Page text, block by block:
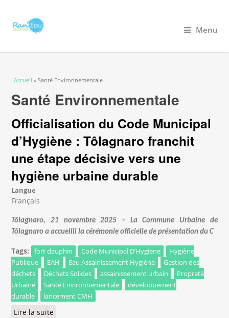
Menu
Vous êtes ici
Accueil » Santé Environnementale
Santé Environnementale
Officialisation du Code Municipal
d’Hygiène : Tôlagnaro franchit
une étape décisive vers une
hygiène urbaine durable
Langue
Français
Tôlagnaro, 21 novembre 2025 – La Commune Urbaine de
Tôlagnaro a accueilli la cérémonie officielle de présentation du C
Tags: fort dauphin Code Municipal D’Hygiene
Hygiène
Publique
EAH Eau Assainissement Hygiène
Gestion des
déchets
Déchets Solides assainissement urbain
Propreté
Urbaine
Santé Environnementale
développement
durable
lancement CMH
Lire la suite